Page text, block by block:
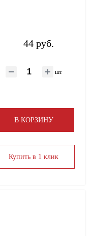
44 руб.
шт
В КОРЗИНУ
Купить в 1 клик